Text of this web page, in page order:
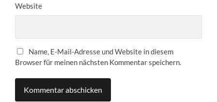
Website
Name, E-Mail-Adresse und Website in diesem
Browser für meinen nächsten Kommentar speichern.